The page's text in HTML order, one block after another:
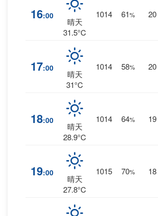
16:00
晴天
31.5°C
1014 61% 20
17:00
晴天
31°C
1014 58% 20
18:00
晴天
28.9°C
1014 64% 19
19:00
晴天
27.8°C
1015 70% 18